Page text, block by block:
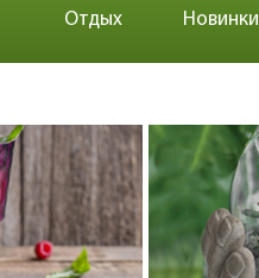
Отдых Новинки